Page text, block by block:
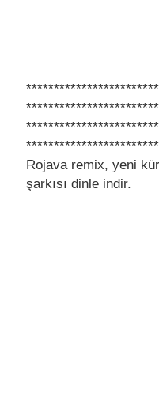
Rojava remix, yeni
şarkısı dinle indir.